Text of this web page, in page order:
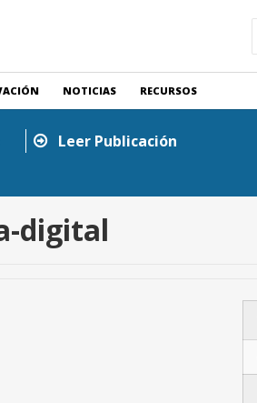
NOTICIAS RECURSOS
Leer Publicación
digital